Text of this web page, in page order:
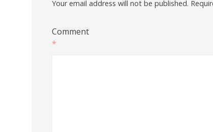
Your email address will not be published.
Comment
*